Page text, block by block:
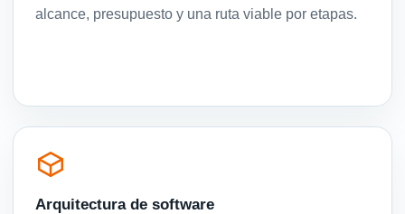
alcance, presupuesto y una ruta viable por etapas.
Arquitectura de software